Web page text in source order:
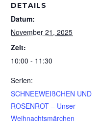
DETAILS
Datum:
November 21, 2025
Zeit:
10:00 - 11:30
Serien:
SCHNEEWEIßCHEN UND
ROSENROT – Unser
Weihnachtsmärchen